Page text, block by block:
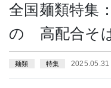
全国麺類特集
の 高配合そ
麺類 特集